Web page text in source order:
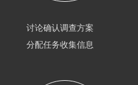
讨论确认调查方案
分配任务收集信息